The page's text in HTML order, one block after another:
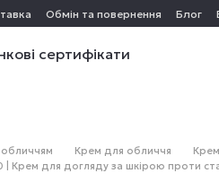
Обмін та повернення Блог
сертифікати
Крем для обличчя
| Крем для догляду за шкірою проти